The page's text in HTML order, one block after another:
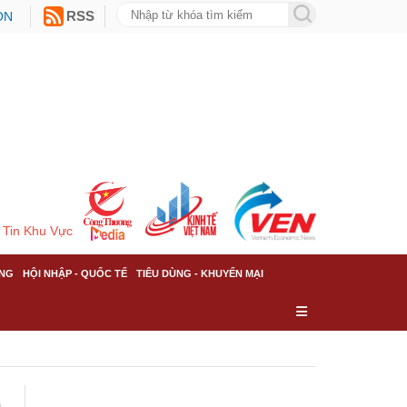
RSS
Tin Khu Vực
HỘI NHẬP - QUỐC TẾ TIÊU DÙNG - KHUYẾN MẠI